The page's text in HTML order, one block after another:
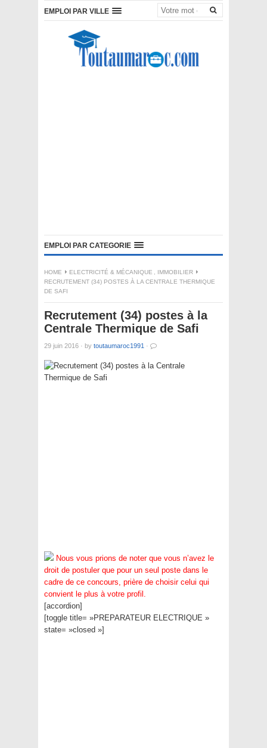
EMPLOI PAR VILLE
EMPLOI PAR CATEGORIE
HOME ELECTRICITÉ & MÉCANIQUE ,
IMMOBILIER
RECRUTEMENT (34) POSTES À LA CENTRALE THERMIQUE
DE SAFI
Recrutement (34) postes à la
Centrale Thermique de Safi
29 juin 2016 · by toutaumaroc1991 ·
Nous vous prions de noter que vous n’avez le
droit de postuler que pour un seul poste dans le
cadre de ce concours, prière de choisir celui qui
convient le plus à votre profil.
[accordion]
[toggle title= »PREPARATEUR ELECTRIQUE »
state= »closed »]